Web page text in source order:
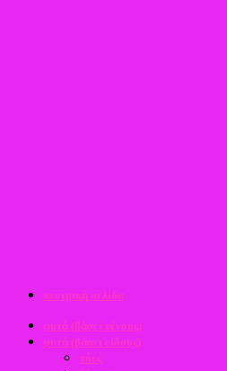
κεντρική σελίδα
φυτά (βάσει γένους)
φυτά (βάσει είδους)
πόες